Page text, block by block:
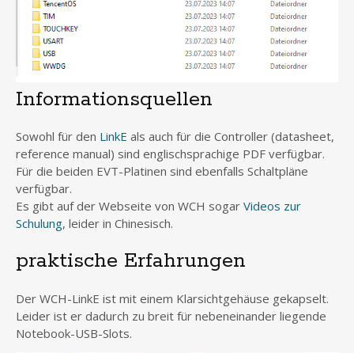
Informationsquellen
Sowohl für den LinkE als auch für die Controller (datasheet,
reference manual) sind englischsprachige PDF verfügbar.
Für die beiden EVT-Platinen sind ebenfalls Schaltpläne
verfügbar.
Es gibt auf der Webseite von WCH sogar Videos zur
Schulung, leider in Chinesisch.
praktische Erfahrungen
Der WCH-LinkE ist mit einem Klarsichtgehäuse gekapselt.
Leider ist er dadurch zu breit für nebeneinander liegende
Notebook-USB-Slots.